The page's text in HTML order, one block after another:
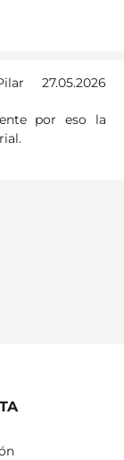
27.05.2026
por eso la